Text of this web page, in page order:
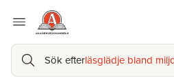
Sök efterläsglädje bland